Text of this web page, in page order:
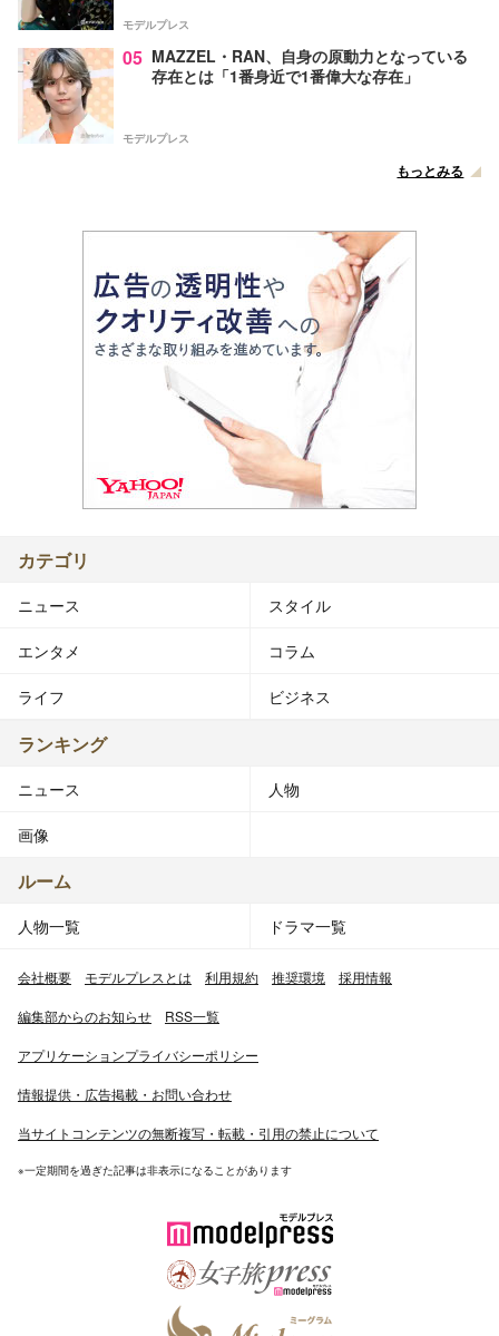
モデルプレス
05 MAZZEL・RAN、自身の原動力となっている
存在とは「1番身近で1番偉大な存在」
モデルプレス
もっとみる
カテゴリ
ニュース スタイル
エンタメ コラム
ライフ ビジネス
ランキング
ニュース 人物
画像
ルーム
人物一覧 ドラマ一覧
会社概要 モデルプレスとは 利用規約 推奨環境 採用情報
編集部からのお知らせ RSS一覧
アプリケーションプライバシーポリシー
情報提供・広告掲載・お問い合わせ
当サイトコンテンツの無断複写・転載・引用の禁止について
※一定期間を過ぎた記事は非表示になることがあります